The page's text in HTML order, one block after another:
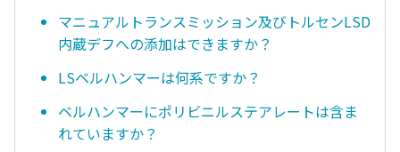
マニュアルトランスミッション及びトルセンLSD
内蔵デフへの添加はできますか？
LSベルハンマーは何系ですか？
ベルハンマーにポリビニルステアレートは含ま
れていますか？